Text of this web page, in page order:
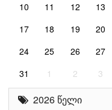
10
11 12 13
17
18 19 20
24
25 26 27
31
1 2 3
2026 წელი